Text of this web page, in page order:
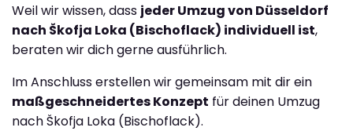
Weil wir wissen, dass jeder Umzug von Düsseldorf
nach Škofja Loka (Bischoflack) individuell ist,
beraten wir dich gerne ausführlich.
Im Anschluss erstellen wir gemeinsam mit dir ein
maßgeschneidertes Konzept für deinen Umzug
nach Škofja Loka (Bischoflack).